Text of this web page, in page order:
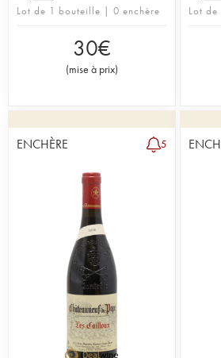
Lot de 1 bouteille | 0 enchère
30€
(mise à prix)
Lot
ENCHÈRE 5